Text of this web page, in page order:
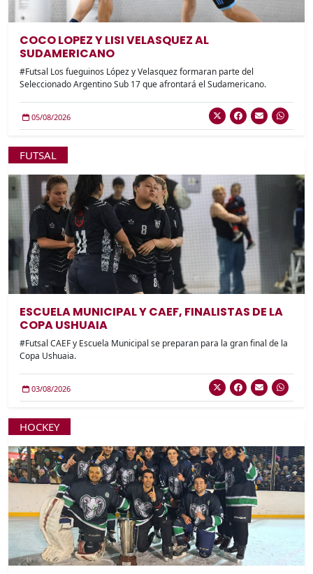
COCO LOPEZ Y LISI VELASQUEZ AL
SUDAMERICANO
#Futsal Los fueguinos López y Velasquez formaran parte del
Seleccionado Argentino Sub 17 que afrontará el Sudamericano.
05/08/2026
FUTSAL
ESCUELA MUNICIPAL Y CAEF, FINALISTAS DE LA
COPA USHUAIA
#Futsal CAEF y Escuela Municipal se preparan para la gran final de la
Copa Ushuaia.
03/08/2026
HOCKEY